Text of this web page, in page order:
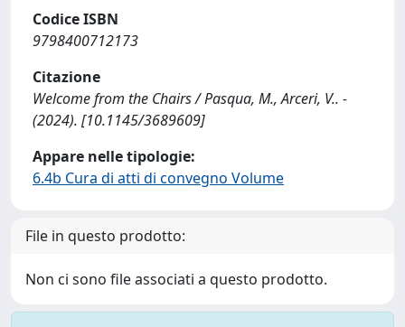
Codice ISBN
9798400712173
Citazione
Welcome from the Chairs / Pasqua, M., Arceri, V.. -
(2024). [10.1145/3689609]
Appare nelle tipologie:
6.4b Cura di atti di convegno Volume
File in questo prodotto:
Non ci sono file associati a questo prodotto.